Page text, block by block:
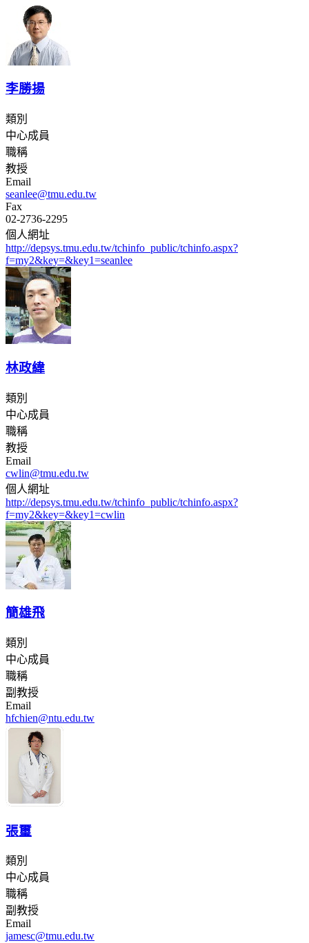
李勝揚
類別
中心成員
職稱
教授
Email
seanlee@tmu.edu.tw
Fax
02-2736-2295
個人網址
http://depsys.tmu.edu.tw/tchinfo_public/tchinfo.aspx?
f=my2&key=&key1=seanlee
林政緯
類別
中心成員
職稱
教授
Email
cwlin@tmu.edu.tw
個人網址
http://depsys.tmu.edu.tw/tchinfo_public/tchinfo.aspx?
f=my2&key=&key1=cwlin
簡雄飛
類別
中心成員
職稱
副教授
Email
hfchien@ntu.edu.tw
張璽
類別
中心成員
職稱
副教授
Email
jamesc@tmu.edu.tw